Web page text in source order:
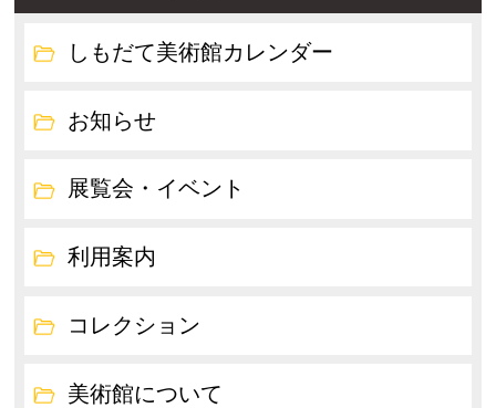
しもだて美術館カレンダー
お知らせ
展覧会・イベント
利用案内
コレクション
美術館について